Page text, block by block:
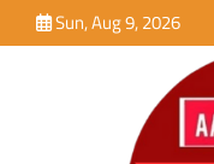
to
Sun, Aug 9, 2026